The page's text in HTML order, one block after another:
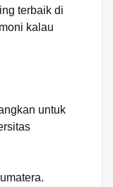
terbaik di
kalau
untuk